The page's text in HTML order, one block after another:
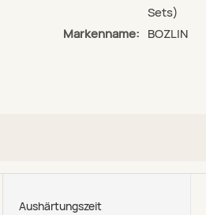
Sets)
Markenname: BOZLIN
Aushärtungszeit